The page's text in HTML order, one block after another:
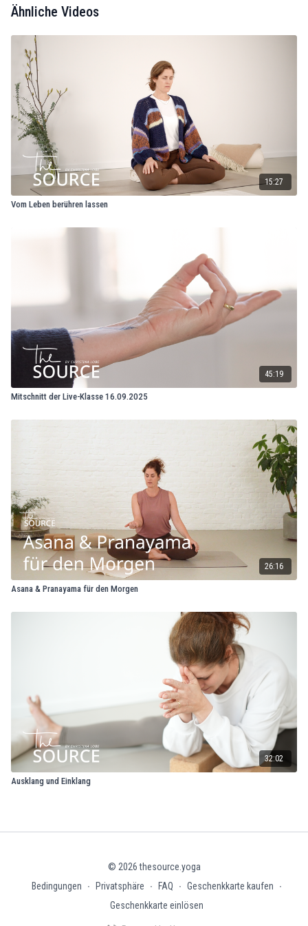
Ähnliche Videos
15:27
Vom Leben berühren lassen
45:19
Mitschnitt der Live-Klasse 16.09.2025
26:16
Asana & Pranayama für den Morgen
32:02
Ausklang und Einklang
© 2026 thesource.yoga
Bedingungen
∙ Privatsphäre ∙ FAQ ∙ Geschenkkarte kaufen
∙
Geschenkkarte einlösen